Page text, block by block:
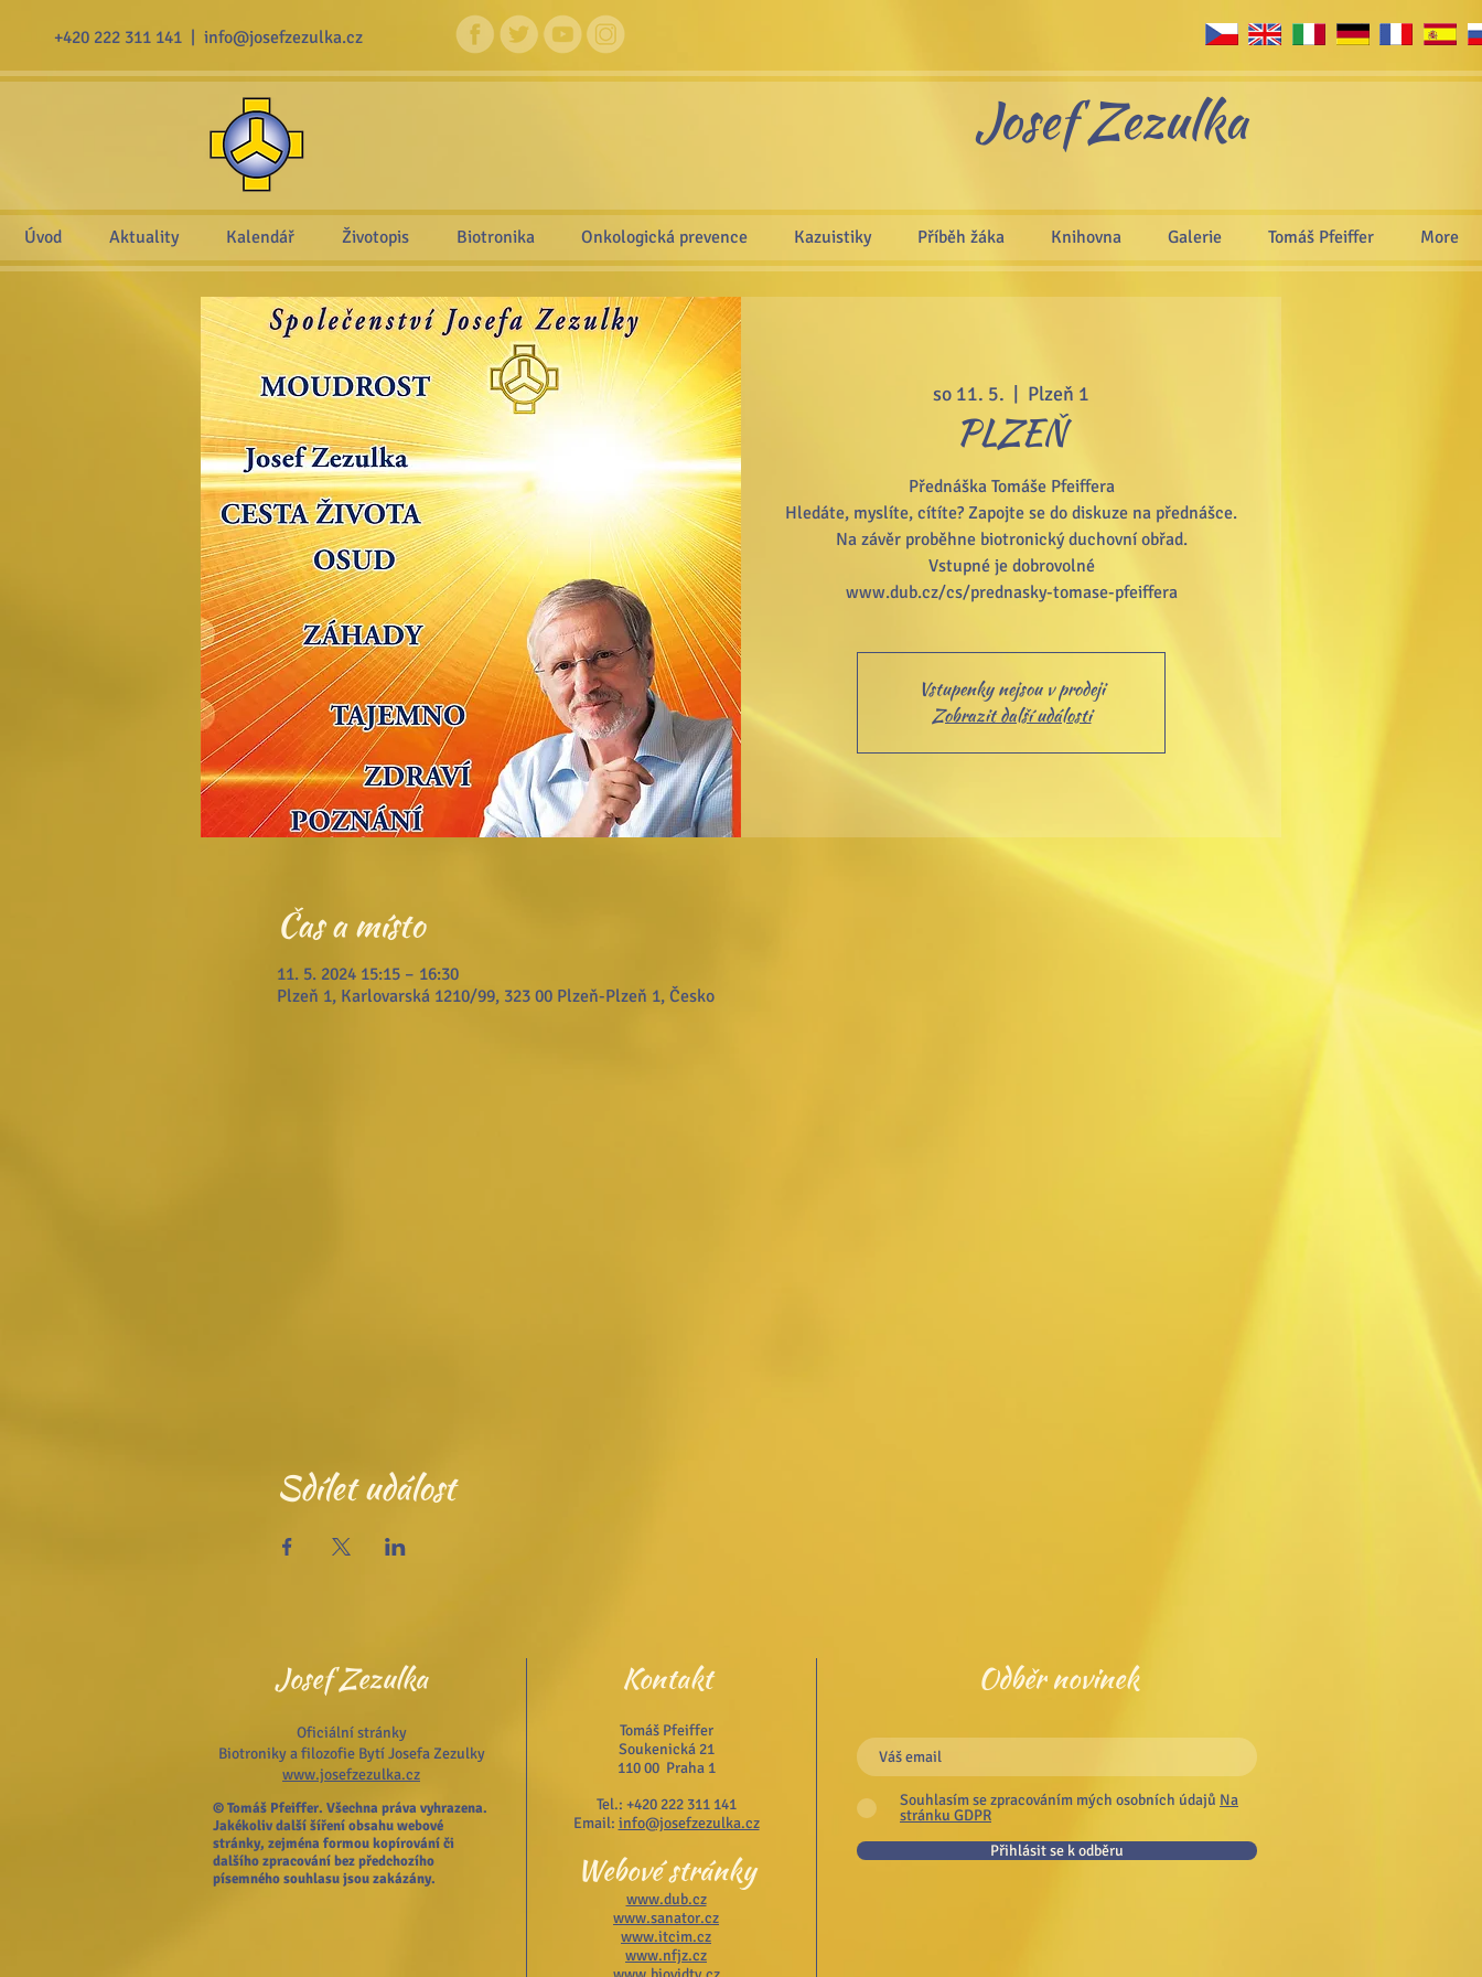
+420 222 311 141 | info@josefzezulka.cz
Josef Zezulka
so 11. 5.
  |
Plzeň 1
PLZEŇ
Přednáška Tomáše Pfeiffera
Hledáte, myslíte, cítíte? Zapojte se do diskuze na přednášce.
Na závěr proběhne biotronický duchovní obřad.
Vstupné je dobrovolné
www.dub.cz/cs/prednasky-tomase-pfeiffera
Vstupenky nejsou v prodeji
Zobrazit další události
Čas a místo
11. 5. 2024 15:15 – 16:30
Plzeň 1, Karlovarská 1210/99, 323 00 Plzeň-Plzeň 1, Česko
Sdílet událost
Úvod Aktuality Kalendář Životopis Biotronika Onkologická prevence Kazuistiky Příběh žáka Knihovna Galerie Tomáš Pfeiffer More
Josef Zezulka
Oficiální stránky
Biotroniky a filozofie Bytí Josefa Zezulky
www.josefzezulka.cz
© Tomáš Pfeiffer. Všechna práva vyhrazena.
Jakékoliv další šíření obsahu webové
stránky, zejména formou kopírování či
dalšího zpracování bez předchozího
písemného souhlasu jsou zakázány.
Kontakt
Tomáš Pfeiffer
Soukenická 21
110 00 Praha 1
Tel.: +420 222 311 141
Email: info@josefzezulka.cz
Webové stránky
www.dub.cz
www.sanator.cz
www.itcim.cz
www.nfjz.cz
Odběr novinek
Souhlasím se zpracováním mých osobních údajů Na
stránku GDPR
Přihlásit se k odběru